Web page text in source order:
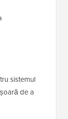
sistemul
de a